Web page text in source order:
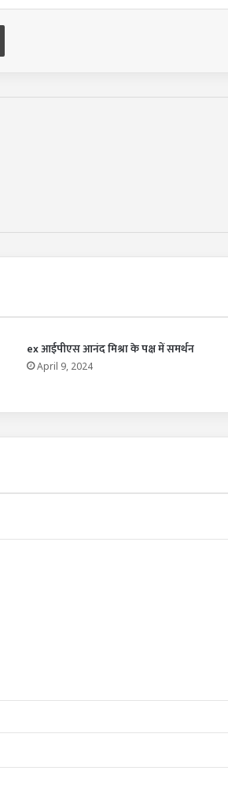
Print
ex आईपीएस आनंद मिश्रा के पक्ष में समर्थन
April 9, 2024